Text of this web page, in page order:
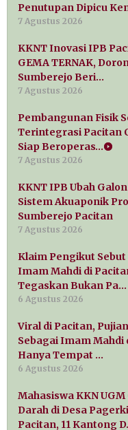
Penutupan Dipicu
7 Agustus 2026
KKNT Inovasi IPB
GEMA TERNAK,
Sumberejo Beri…
7 Agustus 2026
Pembangunan Fisik
Terintegrasi Pacitan
Siap Beroperas…
7 Agustus 2026
KKNT IPB Ubah
Sistem Akuaponik
Sumberejo Pacitan
7 Agustus 2026
Klaim Pengikut
Imam Mahdi di
Tegaskan Bukan Pa…
6 Agustus 2026
Viral di Pacitan,
Sebagai Imam Mahdi
Hanya Tempat …
6 Agustus 2026
Mahasiswa KKN
Darah di Desa
Pacitan, 11 Kantong